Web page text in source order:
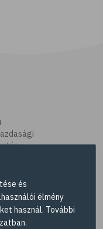
és
és
élmény
használ. További
.